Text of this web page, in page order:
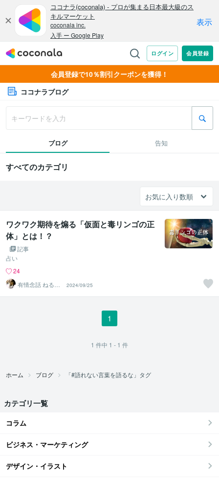
会員登録で10％割引クーポンを獲得！
ココナラブログ
ブログ 告知
すべてのカテゴリ
ワクワク期待を煽る「仮面と毒リンゴの正
体」とは！？
記事
占い
24
有情念話 ねる
ふ ﾋﾋﾞｷﾏﾉｽﾍﾞｼ
2024/09/25
1
1 件中 1 - 1 件
ホーム ブログ 「#語れない言葉を語るな」タグ
カテゴリ一覧
コラム
ビジネス・マーケティング
デザイン・イラスト